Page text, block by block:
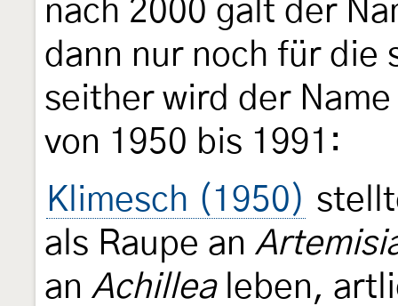
nach 2000 galt der
dann nur noch für die
seither wird der
von 1950 bis 1991:
Klimesch (1950)
als Raupe an
an Achillealeben,